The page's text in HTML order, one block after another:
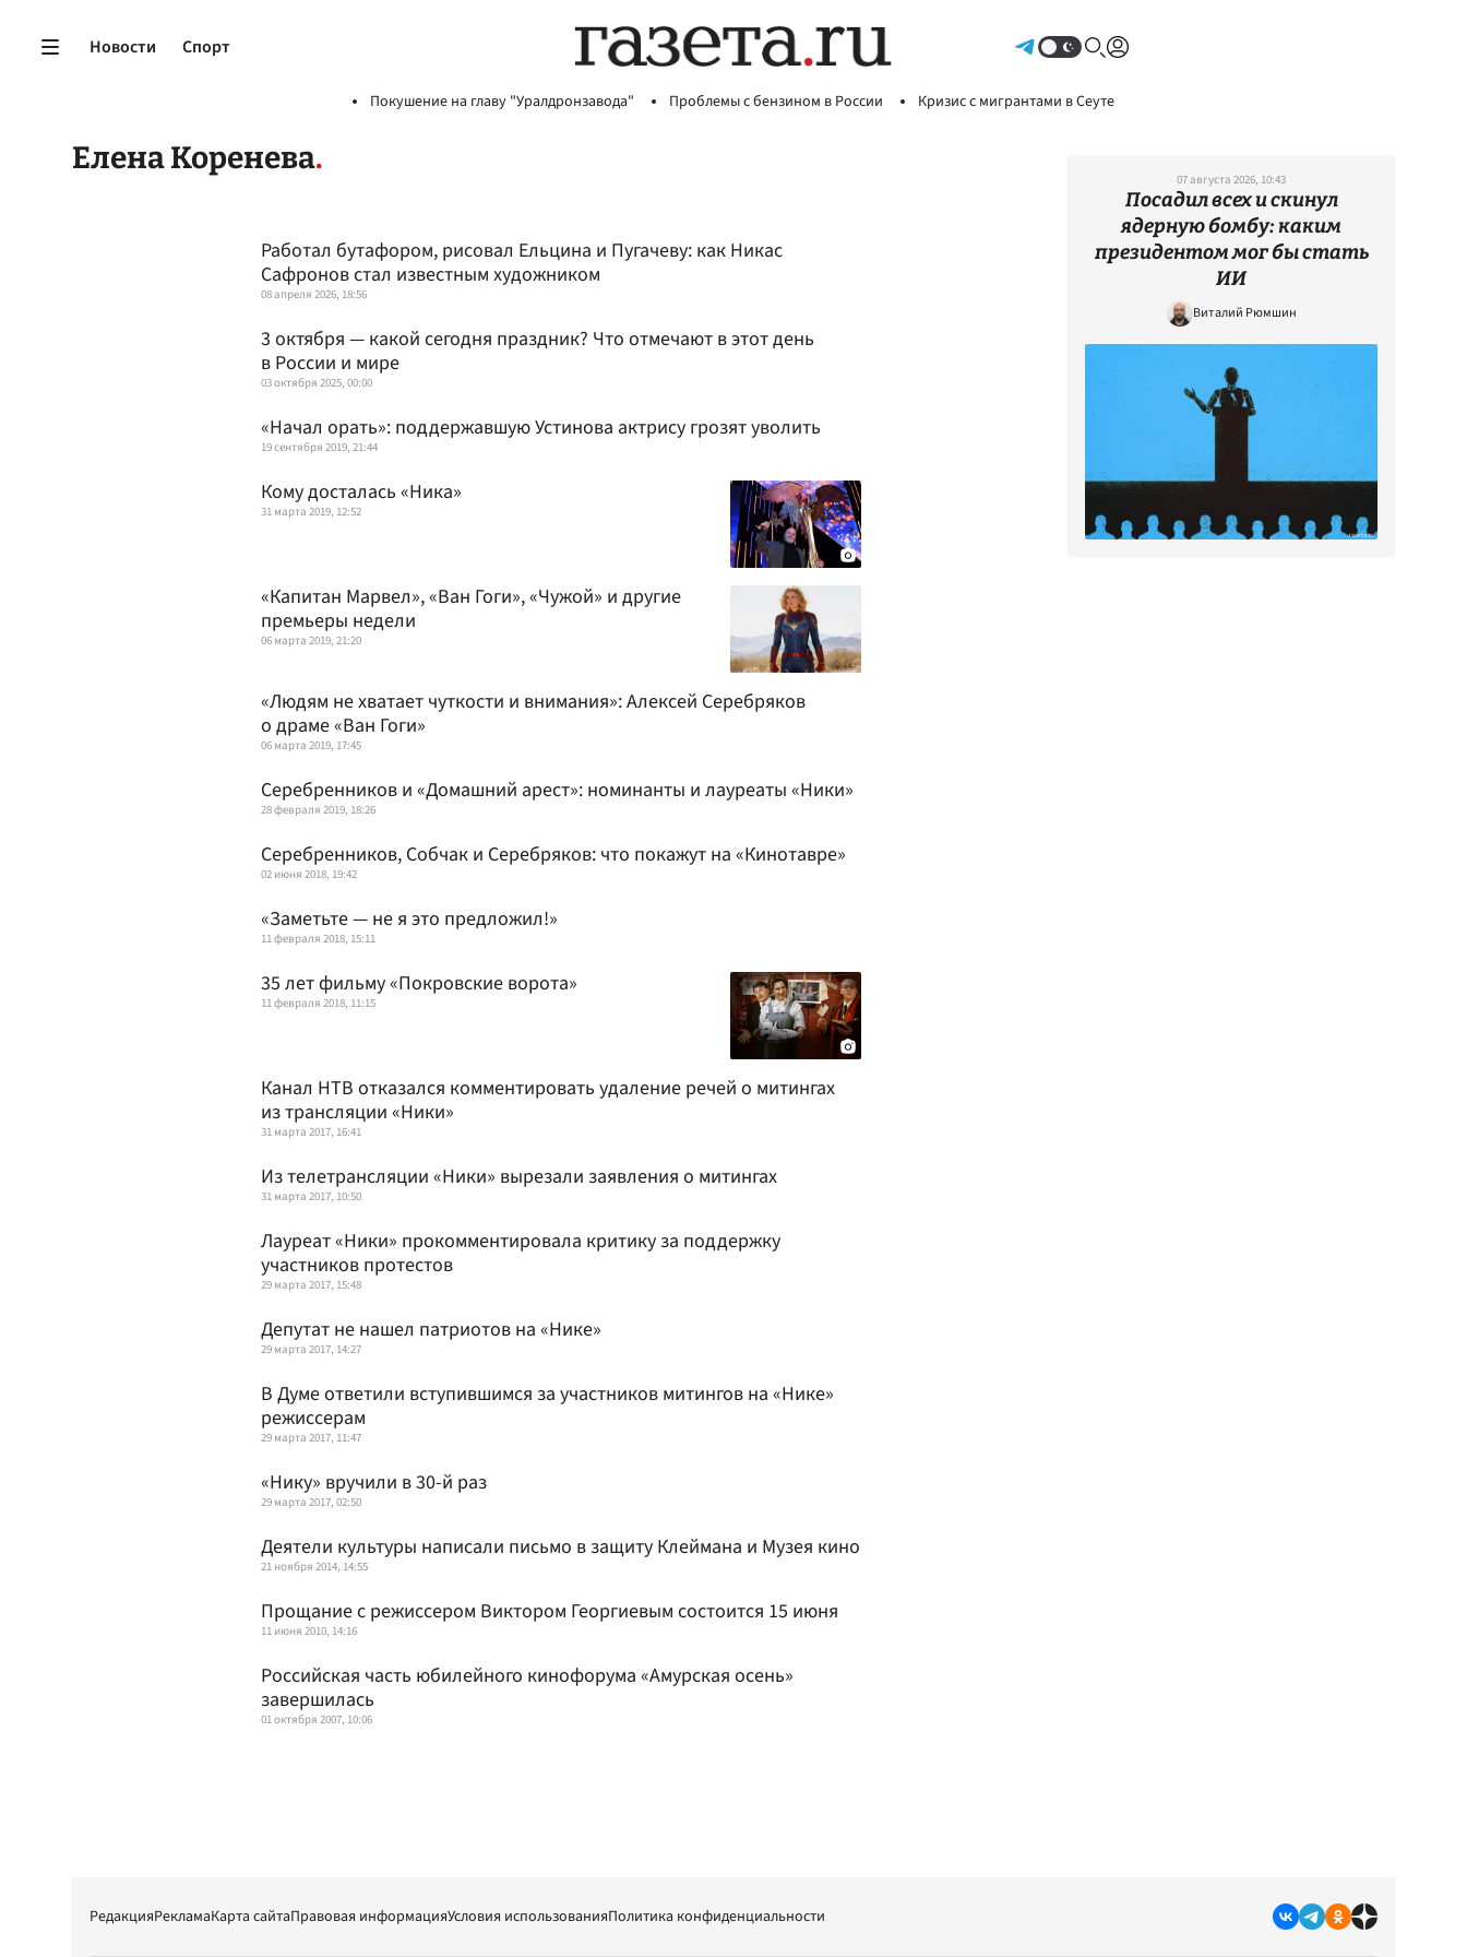
Новости Спорт
Покушение на главу "Уралдронзавода" Проблемы с бензином в России Кризис с мигрантами в Сеуте
Елена Коренева
Работал бутафором, рисовал Ельцина и Пугачеву: как Никас
Сафронов стал известным художником
08 апреля 2026, 18:56
3 октября — какой сегодня праздник? Что отмечают в этот день
в России и мире
03 октября 2025, 00:00
«Начал орать»: поддержавшую Устинова актрису грозят уволить
19 сентября 2019, 21:44
Кому досталась «Ника»
31 марта 2019, 12:52
«Капитан Марвел», «Ван Гоги», «Чужой» и другие
премьеры недели
06 марта 2019, 21:20
«Людям не хватает чуткости и внимания»: Алексей Серебряков
о драме «Ван Гоги»
06 марта 2019, 17:45
Серебренников и «Домашний арест»: номинанты и лауреаты «Ники»
28 февраля 2019, 18:26
Серебренников, Собчак и Серебряков: что покажут на «Кинотавре»
02 июня 2018, 19:42
«Заметьте — не я это предложил!»
11 февраля 2018, 15:11
35 лет фильму «Покровские ворота»
11 февраля 2018, 11:15
Канал НТВ отказался комментировать удаление речей о митингах
из трансляции «Ники»
31 марта 2017, 16:41
Из телетрансляции «Ники» вырезали заявления о митингах
31 марта 2017, 10:50
Лауреат «Ники» прокомментировала критику за поддержку
участников протестов
29 марта 2017, 15:48
Депутат не нашел патриотов на «Нике»
29 марта 2017, 14:27
В Думе ответили вступившимся за участников митингов на «Нике»
режиссерам
29 марта 2017, 11:47
«Нику» вручили в 30-й раз
29 марта 2017, 02:50
Деятели культуры написали письмо в защиту Клеймана и Музея кино
21 ноября 2014, 14:55
Прощание с режиссером Виктором Георгиевым состоится 15 июня
11 июня 2010, 14:16
Российская часть юбилейного кинофорума «Амурская осень»
завершилась
01 октября 2007, 10:06
07 августа 2026, 10:43
Посадил всех и скинул
ядерную бомбу: каким
президентом мог бы стать
ИИ
Виталий Рюмшин
РедакцияРекламаКарта сайтаПравовая информацияУсловия использованияПолитика конфиденциальности